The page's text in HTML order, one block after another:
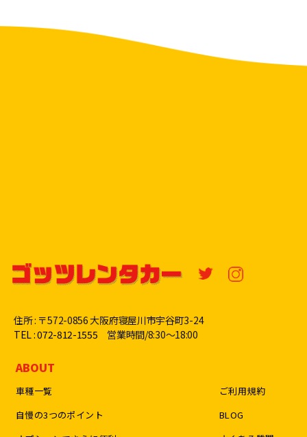
住所 : 〒572-0856 大阪府寝屋川市宇谷町3-24
TEL : 072-812-1555 営業時間/8:30〜18:00
ABOUT
車種一覧
ご利用規約
自慢の3つのポイント
BLOG